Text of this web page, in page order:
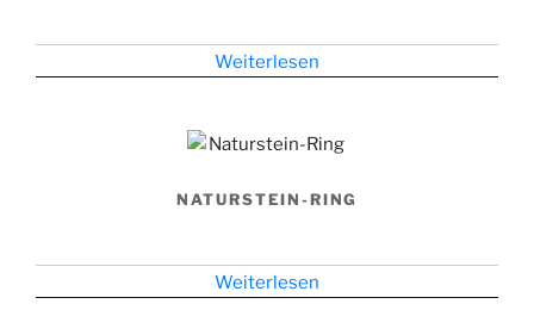
Weiterlesen
NATURSTEIN-RING
Weiterlesen